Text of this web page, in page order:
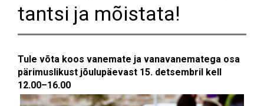
tantsi ja mõistata!
Tule võta koos vanemate ja vanavanematega osa
pärimuslikust jõulupäevast 15. detsembril kell
12.00–16.00